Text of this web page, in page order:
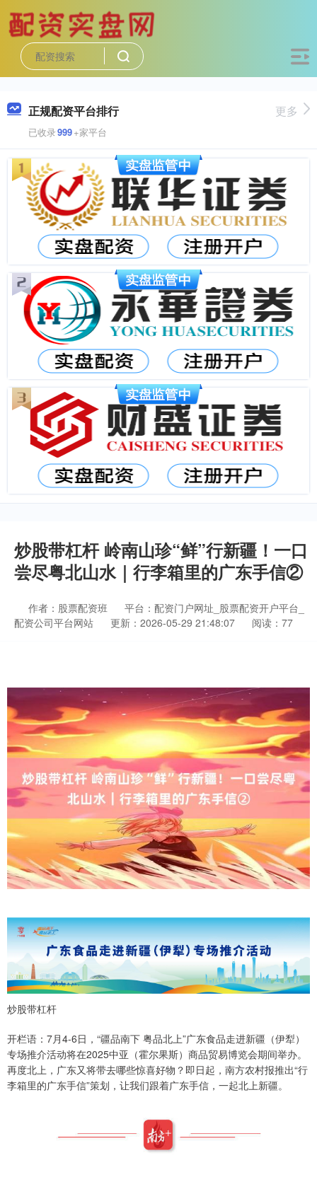
正规配资平台排行
已收录999+家平台
更多
炒股带杠杆 岭南山珍“鲜”行新疆！一口
尝尽粤北山水｜行李箱里的广东手信②
作者：股票配资班
平台：配资门户网址_股票配资开户平台_
配资公司平台网站
更新：2026-05-29 21:48:07 阅读：77
炒股带杠杆
开栏语：7月4-6日，“疆品南下 粤品北上”广东食品走进新疆（伊犁）
专场推介活动将在2025中亚（霍尔果斯）商品贸易博览会期间举办。
再度北上，广东又将带去哪些惊喜好物？即日起，南方农村报推出“行
李箱里的广东手信”策划，让我们跟着广东手信，一起北上新疆。